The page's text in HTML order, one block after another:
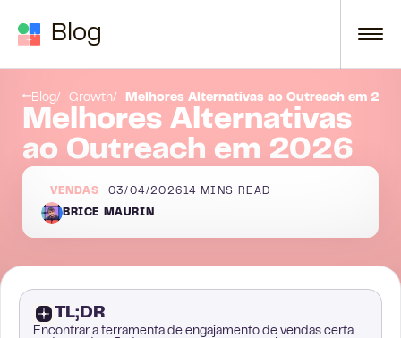
Blog
Blog Growth Melhores Alternativas ao Outreach em
Melhores Alternativas
ao Outreach em 2026
VENDAS 03/04/2026 14 MINS READ
BRICE MAURIN
TL;DR
Encontrar a ferramenta de engajamento de vendas certa